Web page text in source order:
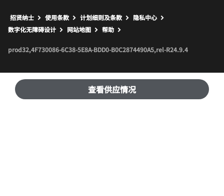
查看供应情况
招贤纳士 使用条款 计划细则及条款
隐私中心
数字化无障碍设计
网站地图 打开新窗口
帮助
prod32,4F730086-6C38-5E8A-BDD0-B0C2874490A5,rel-R24.9.4